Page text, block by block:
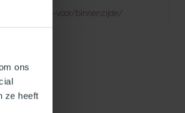
ons
ze heeft
geschikt-voor/binnenzijde/